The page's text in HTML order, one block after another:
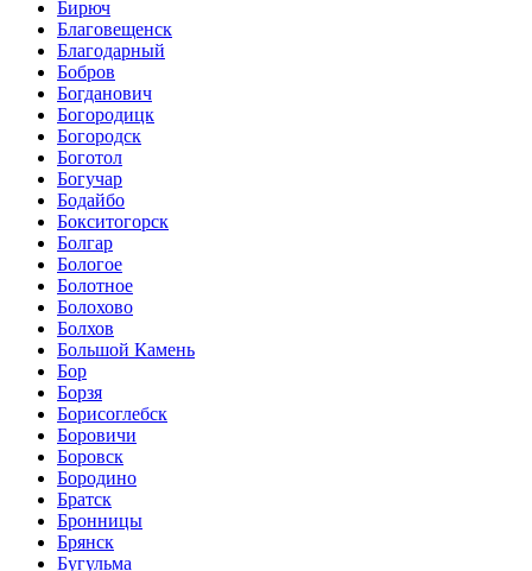
Бирюч
Благовещенск
Благодарный
Бобров
Богданович
Богородицк
Богородск
Боготол
Богучар
Бодайбо
Бокситогорск
Болгар
Бологое
Болотное
Болохово
Болхов
Большой Камень
Бор
Борзя
Борисоглебск
Боровичи
Боровск
Бородино
Братск
Бронницы
Брянск
Бугульма